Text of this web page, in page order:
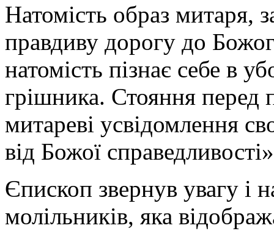
Натомість образ митаря,
правдиву дорогу до
натомість пізнає себе в
грішника. Стояння перед
митареві усвідомлення
від Божої
Єпископ звернув увагу і
молільників, яка